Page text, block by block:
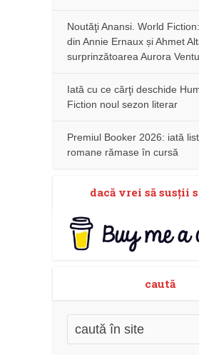
Noutăţi Anansi. World
din Annie Ernaux și Ahmet
surprinzătoarea Aurora
Iată cu ce cărţi deschide
Fiction noul sezon literar
Premiul Booker 2026: iată
romane rămase în cursă
dacă vrei să susţii
caută